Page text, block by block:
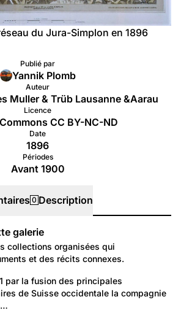
du Jura-Simplon en 1896
Publié par
Yannik Plomb
Auteur
Muller & Trüb Lausanne &Aarau
Licence
CC BY-NC-ND
Date
1896
Périodes
Avant 1900
0 Description
galerie
collections organisées qui
et des récits connexes.
Jura Simplon
par la fusion des principales
de Suisse occidentale la compagnie